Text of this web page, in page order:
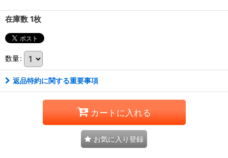
在庫数 1枚
数量:
返品特約に関する重要事項
カートに入れる
お気に入り登録